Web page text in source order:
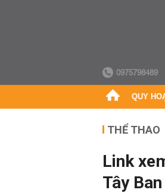
0975798489
QUY
THỂ THAO
Link
Tây